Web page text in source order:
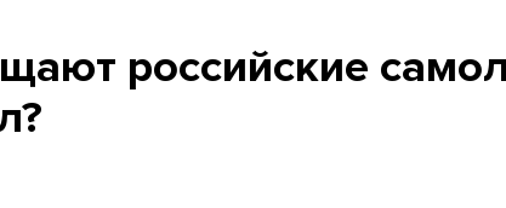
российские